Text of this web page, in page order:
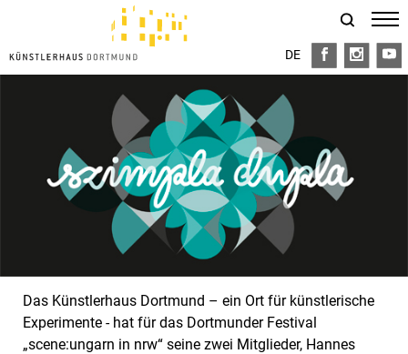
DE FB I Y
Das Künstlerhaus Dortmund – ein Ort für künstlerische
Experimente - hat für das Dortmunder Festival
„scene:ungarn in nrw“ seine zwei Mitglieder, Hannes